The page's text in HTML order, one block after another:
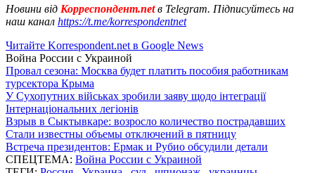
Новини від Корреспондент.netв Telegram. Підписуйтесь на
наш канал https://t.me/korrespondentnet
Читайте Korrespondent.net в Google News
Война России с Украиной
Провал сезона: Москва будет платить пособия работникам
турсектора Крыма
У Сухопутних військах зробили заяву щодо інтеграції
Інтернаціональних легіонів
Взрыв в Сыктывкаре: возросло количество пострадавших
Стали известны объемы отключений в пятницу
Встреча президентов: Ермак и Рубио обсудили детали
СПЕЦТЕМА: Война России с Украиной